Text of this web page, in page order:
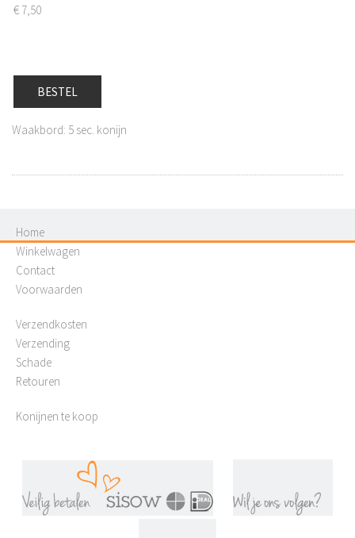
€ 7,50
BESTEL
Waakbord: 5 sec. konijn
Home
Winkelwagen
Contact
Voorwaarden
Verzendkosten
Verzending
Schade
Retouren
Konijnen te koop